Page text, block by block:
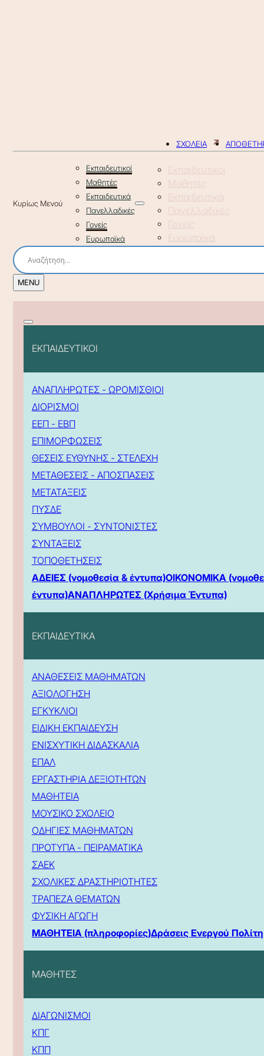
ΣΧΟΛΕΙΑ
Εκπαιδευτικοί
Μαθητές
Εκπαιδευτικά
Πανελλαδικές
Γονείς
Ευρωπαϊκά
Εκπαιδευτικοί
Μαθητές
Εκπαιδευτικά
Πανελλαδικές
Γονείς
Ευρωπαϊκά
ΕΚΠΑΙΔΕΥΤΙΚΟΙ
ΑΝΑΠΛΗΡΩΤΕΣ - ΩΡΟΜΙΣΘΙΟΙ
ΔΙΟΡΙΣΜΟΙ
ΕΕΠ - ΕΒΠ
ΕΠΙΜΟΡΦΩΣΕΙΣ
ΘΕΣΕΙΣ ΕΥΘΥΝΗΣ - ΣΤΕΛΕΧΗ
ΜΕΤΑΘΕΣΕΙΣ - ΑΠΟΣΠΑΣΕΙΣ
ΜΕΤΑΤΑΞΕΙΣ
ΠΥΣΔΕ
ΣΥΜΒΟΥΛΟΙ - ΣΥΝΤΟΝΙΣΤΕΣ
ΣΥΝΤΑΞΕΙΣ
ΤΟΠΟΘΕΤΗΣΕΙΣ
ΑΔΕΙΕΣ (νομοθεσία & έντυπα)ΟΙΚΟΝΟΜΙΚΑ
έντυπα)ΑΝΑΠΛΗΡΩΤΕΣ (Χρήσιμα Έντυπα)
ΕΚΠΑΙΔΕΥΤΙΚΑ
ΑΝΑΘΕΣΕΙΣ ΜΑΘΗΜΑΤΩΝ
ΑΞΙΟΛΟΓΗΣΗ
ΕΓΚΥΚΛΙΟΙ
ΕΙΔΙΚΗ ΕΚΠΑΙΔΕΥΣΗ
ΕΝΙΣΧΥΤΙΚΗ ΔΙΔΑΣΚΑΛΙΑ
ΕΠΑΛ
ΕΡΓΑΣΤΗΡΙΑ ΔΕΞΙΟΤΗΤΩΝ
ΜΑΘΗΤΕΙΑ
ΜΟΥΣΙΚΟ ΣΧΟΛΕΙΟ
ΟΔΗΓΙΕΣ ΜΑΘΗΜΑΤΩΝ
ΠΡΟΤΥΠΑ - ΠΕΙΡΑΜΑΤΙΚΑ
ΣΑΕΚ
ΣΧΟΛΙΚΕΣ ΔΡΑΣΤΗΡΙΟΤΗΤΕΣ
ΤΡΑΠΕΖΑ ΘΕΜΑΤΩΝ
ΦΥΣΙΚΗ ΑΓΩΓΗ
ΜΑΘΗΤΕΙΑ (πληροφορίες)Δράσεις Ενεργού Πολίτη
ΜΑΘΗΤΕΣ
ΔΙΑΓΩΝΙΣΜΟΙ
ΚΠΓ
ΚΠΠ